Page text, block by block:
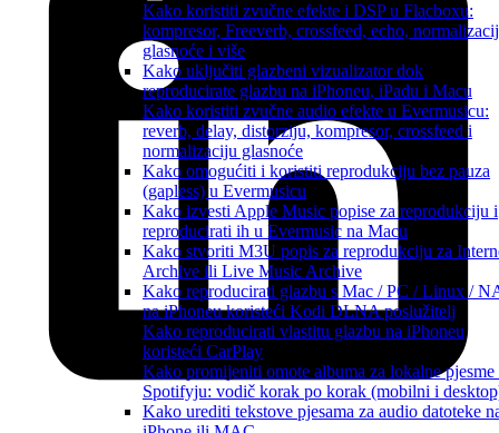
Kako koristiti zvučne efekte i DSP u Flacboxu:
kompresor, Freeverb, crossfeed, echo,
glasnoće i više
Kako uključiti glazbeni vizualizator dok
reproducirate glazbu na iPhoneu, iPadu i Macu
Kako koristiti zvučne audio efekte u Evermusicu:
reverb, delay, distorziju, kompresor, crossfeed i
normalizaciju glasnoće
Kako omogućiti i koristiti reprodukciju bez pauza
(gapless) u Evermusicu
Kako izvesti Apple Music popise za reprodukciju i
reproducirati ih u Evermusic na Macu
Kako stvoriti M3U popis za reprodukciju za
Archive ili Live Music Archive
Kako reproducirati glazbu s Mac / PC / Linux /
na iPhoneu koristeći Kodi DLNA poslužitelj
Kako reproducirati vlastitu glazbu na iPhoneu
koristeći CarPlay
Kako promijeniti omote albuma za lokalne pjesme
Spotifyju: vodič korak po korak (mobilni i
Kako urediti tekstove pjesama za audio datoteke